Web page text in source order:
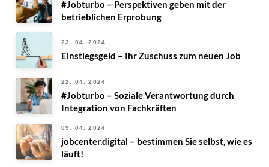
#Jobturbo – Perspektiven geben mit der
betrieblichen Erprobung
23. 04. 2024
Einstiegsgeld – Ihr Zuschuss zum neuen Job
22. 04. 2024
#Jobturbo – Soziale Verantwortung durch
Integration von Fachkräften
09. 04. 2024
jobcenter.digital – bestimmen Sie selbst, wie es
läuft!